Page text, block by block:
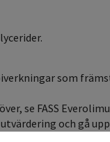
som
se FASS
och gå